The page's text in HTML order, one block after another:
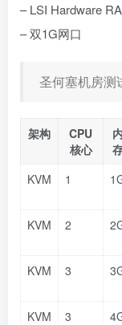
– LSI Hardware
– 双1G网口
圣何塞机房测
架构
CPU
核心
KVM 1
KVM 2
KVM
3
KVM 3